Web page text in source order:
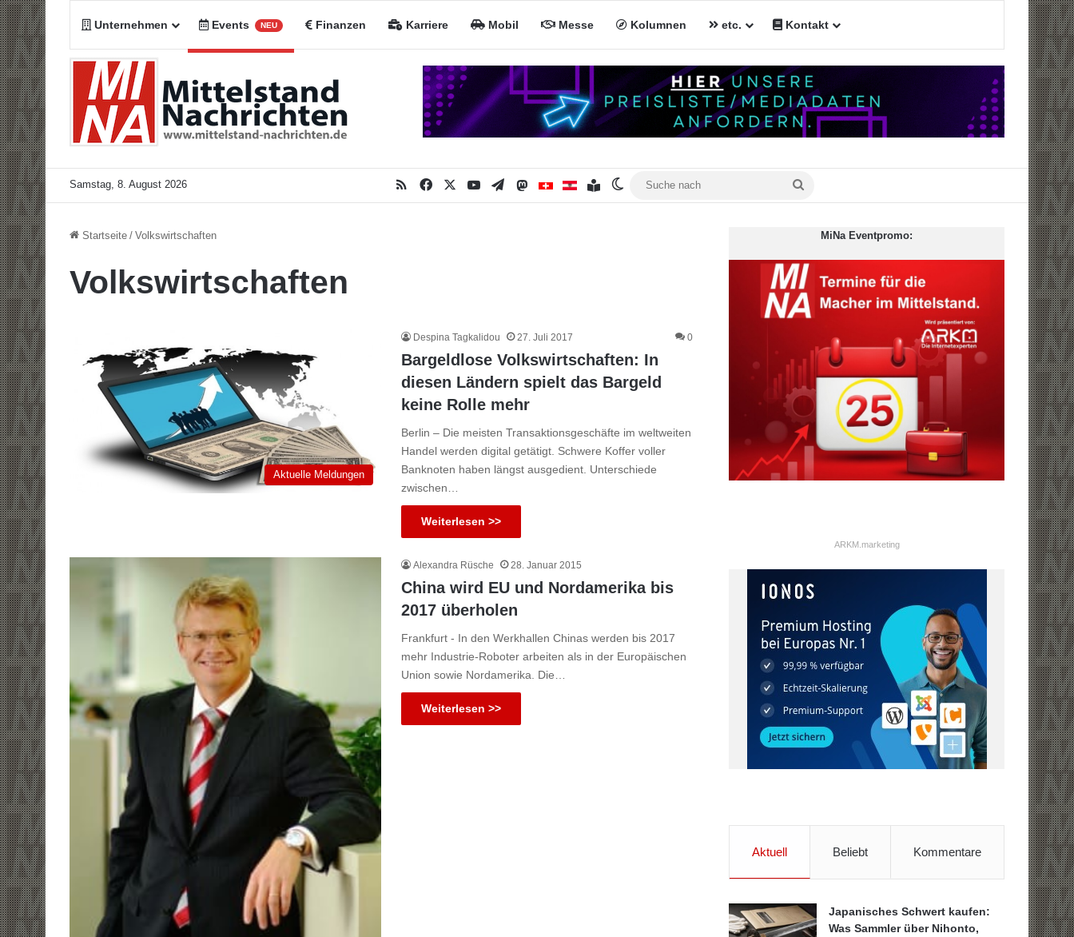
Unternehmen Events NEU Finanzen Karriere Mobil Messe Kolumnen etc. Kontakt
Samstag, 8. August 2026 RSSFacebookYouTubeTelegramMastodonMiNa CHMiNa AT
Inhaltsverzeichnis
Skin umschalten
Startseite / Volkswirtschaften
Volkswirtschaften
Aktuelle Meldungen
Despina Tagkalidou 27. Juli 2017 0
Bargeldlose Volkswirtschaften: In
diesen Ländern spielt das Bargeld
keine Rolle mehr
Berlin – Die meisten Transaktionsgeschäfte im weltweiten
Handel werden digital getätigt. Schwere Koffer voller
Banknoten haben längst ausgedient. Unterschiede
zwischen…
Weiterlesen >>
Alexandra Rüsche 28. Januar 2015
China wird EU und Nordamerika bis
2017 überholen
Frankfurt - In den Werkhallen Chinas werden bis 2017
mehr Industrie-Roboter arbeiten als in der Europäischen
Union sowie Nordamerika. Die…
Weiterlesen >>
MiNa Eventpromo:
ARKM.marketing
Aktuell Beliebt Kommentare
Japanisches Schwert kaufen:
Was Sammler über Nihonto,